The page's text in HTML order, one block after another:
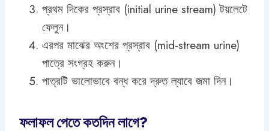
প্রথম দিকের প্রস্রাব (initial urine stream) টয়লেটে
ফেলুন।
এরপর মাঝের অংশের প্রস্রাব (mid-stream urine)
পাত্রে সংগ্রহ করুন।
পাত্রটি ভালোভাবে বন্ধ করে দ্রুত ল্যাবে জমা দিন।
ফলাফল পেতে কতদিন লাগে?